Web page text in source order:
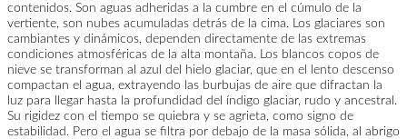
contenidos. Son aguas adheridas a la cumbre en el cúmulo de la
vertiente, son nubes acumuladas detrás de la cima. Los glaciares son
cambiantes y dinámicos, dependen directamente de las extremas
condiciones atmosféricas de la alta montaña. Los blancos copos de
nieve se transforman al azul del hielo glaciar, que en el lento descenso
compactan el agua, extrayendo las burbujas de aire que difractan la
luz para llegar hasta la profundidad del índigo glaciar, rudo y ancestral.
Su rigidez con el tiempo se quiebra y se agrieta, como signo de
estabilidad. Pero el agua se filtra por debajo de la masa sólida, al abrigo